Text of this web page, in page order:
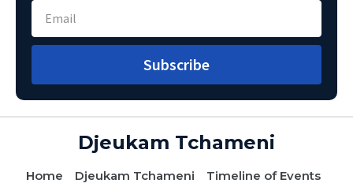
Subscribe
Djeukam Tchameni
Home Djeukam Tchameni
Timeline of Events